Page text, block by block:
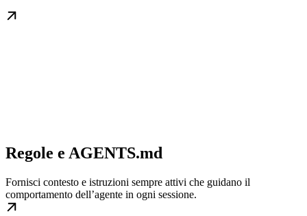
Regole e AGENTS.md
Fornisci contesto e istruzioni sempre attivi che guidano il
comportamento dell’agente in ogni sessione.